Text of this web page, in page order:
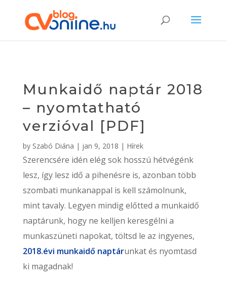
Munkaidő naptár 2018
– nyomtatható
verzióval [PDF]
by Szabó Diána | jan 9, 2018 | Hírek
Szerencsére idén elég sok hosszú hétvégénk
lesz, így lesz idő a pihenésre is, azonban több
szombati munkanappal is kell számolnunk,
mint tavaly. Legyen mindig előtted a munkaidő
naptárunk, hogy ne kelljen keresgélni a
munkaszüneti napokat, töltsd le az ingyenes,
2018.évi munkaidő naptárunkat és nyomtasd
ki magadnak!